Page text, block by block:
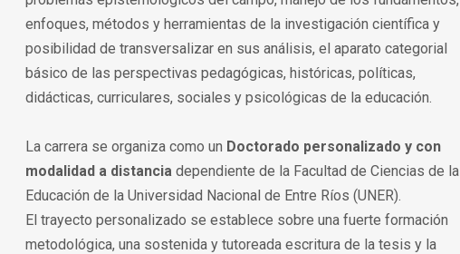
enfoques, métodos y herramientas de la investigación científica y
posibilidad de transversalizar en sus análisis, el aparato categorial
básico de las perspectivas pedagógicas, históricas, políticas,
didácticas, curriculares, sociales y psicológicas de la educación.
La carrera se organiza como un Doctorado personalizado y con
modalidad a distancia dependiente de la Facultad de Ciencias de la
Educación de la Universidad Nacional de Entre Ríos (UNER).
El trayecto personalizado se establece sobre una fuerte formación
metodológica, una sostenida y tutoreada escritura de la tesis y la